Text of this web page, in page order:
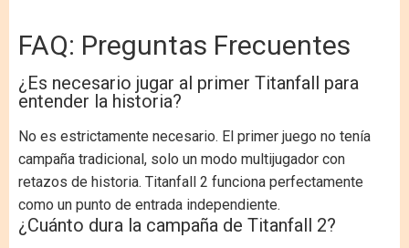
FAQ: Preguntas Frecuentes
¿Es necesario jugar al primer Titanfall para
entender la historia?
No es estrictamente necesario. El primer juego no tenía
campaña tradicional, solo un modo multijugador con
retazos de historia. Titanfall 2 funciona perfectamente
como un punto de entrada independiente.
¿Cuánto dura la campaña de Titanfall 2?